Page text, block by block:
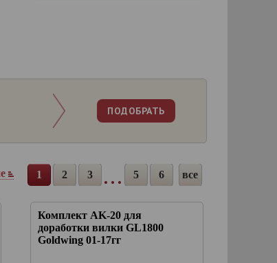
1 2 3 5 6 все
Комплект AK-20 для
доработки вилки GL1800
Goldwing 01-17гг